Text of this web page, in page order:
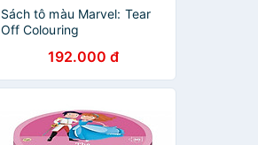
Sách tô màu Marvel: Tear
Off Colouring
192.000 đ